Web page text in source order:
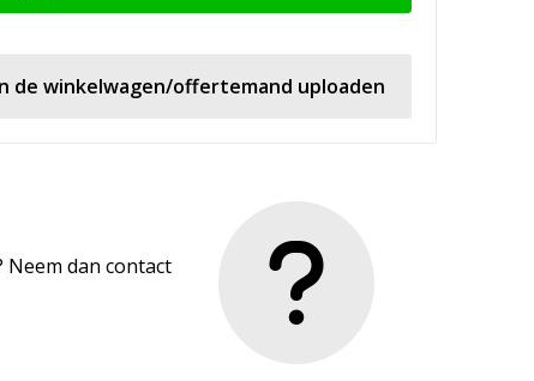
de winkelwagen/offertemand uploaden
dan contact